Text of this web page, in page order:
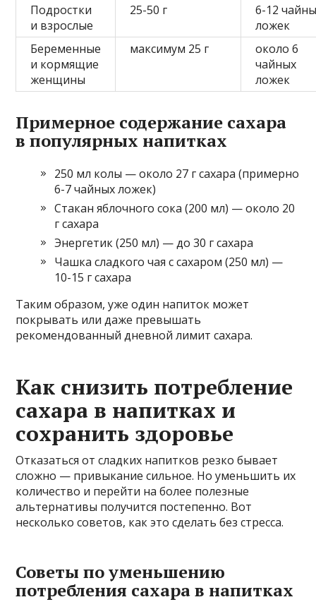
Подростки
и взрослые
25-50 г
6-12
ложек
Беременные
и кормящие
женщины
максимум 25 г
около 6
чайных
ложек
Примерное содержание сахара
в популярных напитках
250 мл колы — около 27 г сахара (примерно
6-7 чайных ложек)
Стакан яблочного сока (200 мл) — около 20
г сахара
Энергетик (250 мл) — до 30 г сахара
Чашка сладкого чая с сахаром (250 мл) —
10-15 г сахара
Таким образом, уже один напиток может
покрывать или даже превышать
рекомендованный дневной лимит сахара.
Как снизить потребление
сахара в напитках и
сохранить здоровье
Отказаться от сладких напитков резко бывает
сложно — привыкание сильное. Но уменьшить их
количество и перейти на более полезные
альтернативы получится постепенно. Вот
несколько советов, как это сделать без стресса.
Советы по уменьшению
потребления сахара в напитках